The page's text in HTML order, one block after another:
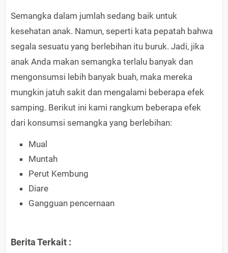
Semangka dalam jumlah sedang baik untuk
kesehatan anak. Namun, seperti kata pepatah bahwa
segala sesuatu yang berlebihan itu buruk. Jadi, jika
anak Anda makan semangka terlalu banyak dan
mengonsumsi lebih banyak buah, maka mereka
mungkin jatuh sakit dan mengalami beberapa efek
samping. Berikut ini kami rangkum beberapa efek
dari konsumsi semangka yang berlebihan:
Mual
Muntah
Perut Kembung
Diare
Gangguan pencernaan
Berita Terkait :